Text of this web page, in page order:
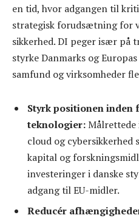
en tid, hvor adgangen til
strategisk forudsætning for
sikkerhed. DI peger især på
styrke Danmarks og
samfund og virksomheder
Styrk positionen inden
teknologier:Målrettede
cloud og cybersikkerhed
kapital og
investeringer i danske
adgang til EU-midler.
Reducér